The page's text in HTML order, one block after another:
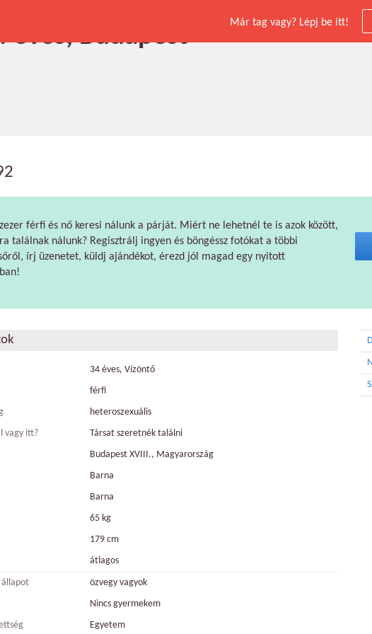
Már tag vagy? Lépj be itt!
Budapest
férfi és nő keresi nálunk a párját. Miért ne lehetnél te is azok között,
találnak nálunk? Regisztrálj ingyen és böngéssz fotókat a többi
írj üzenetet, küldj ajándékot, érezd jól magad egy nyitott
34 éves, Vízöntő
férfi
heteroszexuális
vagy itt?
Társat szeretnék találni
Budapest XVIII., Magyarország
Barna
Barna
65 kg
179 cm
átlagos
özvegy vagyok
Nincs gyermekem
Egyetem